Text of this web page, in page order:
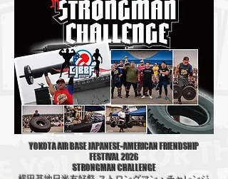
YOKOTA AIR BASE JAPANESE-AMERICAN FRIENDSHIP
FESTIVAL 2026
STRONGMAN CHALLENGE